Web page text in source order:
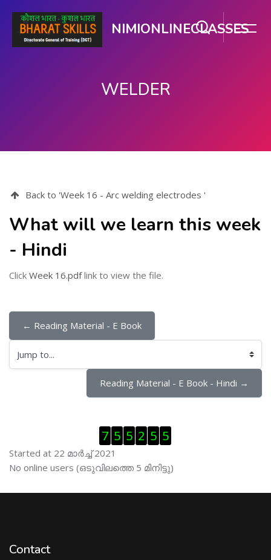
NIMIONLINECLASSES
WELDER
Back to 'Week 16 - Arc welding electrodes '
What will we learn this week
- Hindi
Click Week 16.pdflink to view the file.
← Reading Material - E Book
Jump to...
Reading Material - E Book - Hindi →
7 5 5 2 5 5
Started at 22 മാര്‍ച്ച് 2021
Skip ഓണ്‍ലയിന്‍ ഉപഭൊക്താക്കള്‍
No online users (ഒടുവിലത്തെ 5 മിനിട്ടു)
Contact